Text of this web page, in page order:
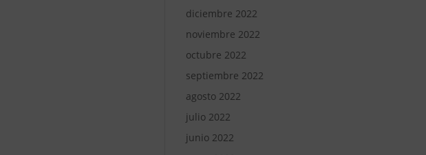
diciembre 2022
noviembre 2022
octubre 2022
septiembre 2022
agosto 2022
julio 2022
junio 2022